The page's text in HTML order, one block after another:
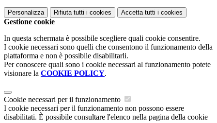
Personalizza Rifiuta tutti i cookies Accetta tutti i cookies
Gestione cookie
In questa schermata è possibile scegliere quali cookie consentire.
I cookie necessari sono quelli che consentono il funzionamento della
piattaforma e non è possibile disabilitarli.
Per conoscere quali sono i cookie necessari al funzionamento potete
visionare la COOKIE POLICY.
Cookie necessari per il funzionamento
I cookie necessari per il funzionamento non possono essere
disabilitati. È possibile consultare l'elenco nella pagina della cookie